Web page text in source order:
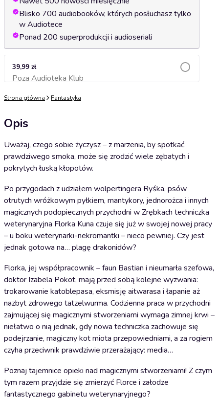
Blisko 700 audiobooków, których posłuchasz tylko
w Audiotece
Ponad 200 superprodukcji i audioseriali
39,99 zł
Poza Audioteka KlubDodaj do koszyka
Strona główna Fantastyka
Opis
Uważaj, czego sobie życzysz – z marzenia, by spotkać
prawdziwego smoka, może się zrodzić wiele zębatych i
pokrytych łuską kłopotów.
Po przygodach z udziałem wolpertingera Ryśka, psów
otrutych wróżkowym pyłkiem, mantykory, jednorożca i innych
magicznych podopiecznych przychodni w Zrębkach techniczka
weterynaryjna Florka Kuna czuje się już w swojej nowej pracy
– u boku weterynarki-nekromantki – nieco pewniej. Czy jest
jednak gotowa na… plagę drakonidów?
Florka, jej współpracownik – faun Bastian i nieumarła szefowa,
doktor Izabela Pokot, mają przed sobą kolejne wyzwania:
trokarowanie katoblepasa, eksmisję aitwarasa i łapanie aż
nazbyt zdrowego tatzelwurma. Codzienna praca w przychodni
zajmującej się magicznymi stworzeniami wymaga zimnej krwi –
niełatwo o nią jednak, gdy nowa techniczka zachowuje się
podejrzanie, magiczny kot miota przepowiedniami, a za rogiem
czyha przeciwnik prawdziwie przerażający: media…
Poznaj tajemnice opieki nad magicznymi stworzeniami! Z czym
tym razem przyjdzie się zmierzyć Florce i załodze
fantastycznego gabinetu weterynaryjnego?